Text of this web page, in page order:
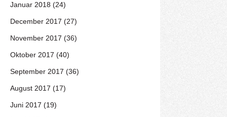
Januar 2018 (24)
December 2017 (27)
November 2017 (36)
Oktober 2017 (40)
September 2017 (36)
August 2017 (17)
Juni 2017 (19)